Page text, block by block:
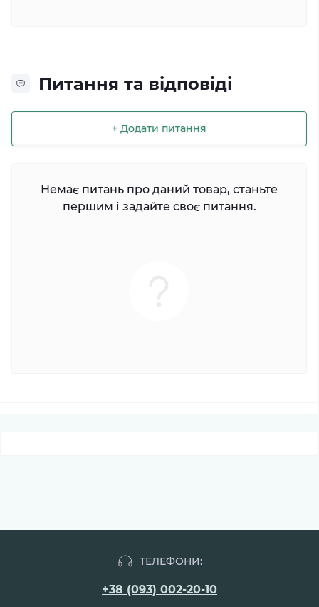
Питання та відповіді
+ Додати питання
Немає питань про даний товар, станьте
першим і задайте своє питання.
ТЕЛЕФОНИ:
+38 (093) 002-20-10